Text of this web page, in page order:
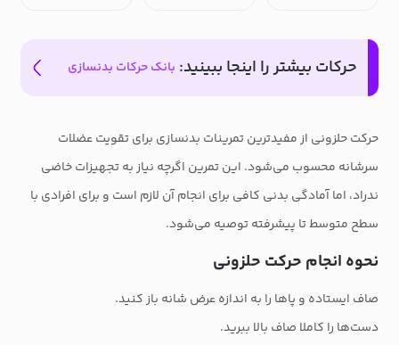
حرکات بیشتر را اینجا ببینید: بانک حرکات بدنسازی
حرکت حلزونی از مفیدترین تمرینات بدنسازی برای تقویت عضلات
سرشانه محسوب می‌شود. این تمرین اگرچه نیاز به تجهیزات خاضی
ندراد، اما آمادگی بدنی کافی برای انجام آن لازم است و برای افرادی با
سطح متوسط تا پیشرفته توصیه می‌شود.
نحوه انجام حرکت حلزونی
صاف ایستاده و پاها را به اندازه عرض شانه باز کنید.
دست‌ها را کاملا صاف بالا ببرید.